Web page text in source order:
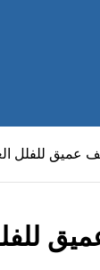
عميق للفلل